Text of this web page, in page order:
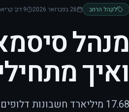
לקהל הרחב 26 בפברואר 2026 9 דק׳ קריאה
מנהל
ואיך
17.68 מיליארד חשבונות